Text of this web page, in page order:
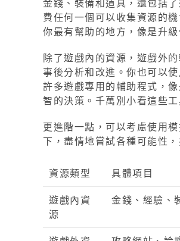
金錢、裝備和道具，還包括
費任何一個可以收集資源的
你最有幫助的地方，像是升
除了遊戲內的資源，遊戲外
事後分析和改進。你也可以
許多遊戲專用的輔助程式，
智的決策。千萬別小看這些
更進階一點，可以考慮使用
下，盡情地嘗試各種可能性
資源類型 具體項目
遊戲內資
源
金錢、經驗、